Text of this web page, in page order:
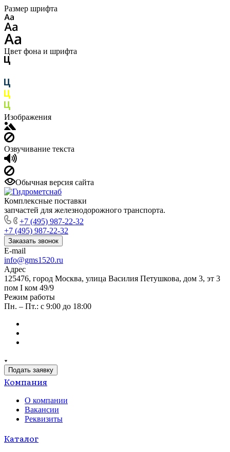
Размер шрифта
Цвет фона и шрифта
Изображения
Озвучивание текста
Обычная версия сайта
Комплексные поставки
запчастей для железнодорожного транспорта.
+7 (495) 987-22-32
+7 (495) 987-22-32
Заказать звонок
E-mail
info@gms1520.ru
Адрес
125476, город Москва, улица Василия Петушкова, дом 3, эт 3
пом I ком 49/9
Режим работы
Пн. – Пт.: с 9:00 до 18:00
Подать заявку
Компания
О компании
Вакансии
Реквизиты
Каталог